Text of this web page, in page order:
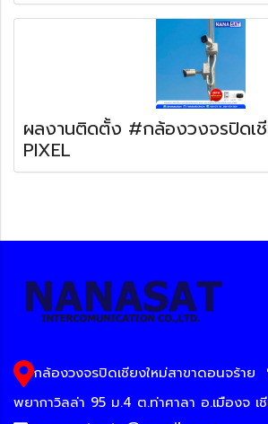
ผลงานติดตั้ง #กล้องวงจรปิดเ
PIXEL
กล้องวงจรปิดเชียงใหม่สาขาดอนจร้าย
พยากาวิลล่า 95 ม.4 ต.ท่าศาลา อ.เมืองจ เ